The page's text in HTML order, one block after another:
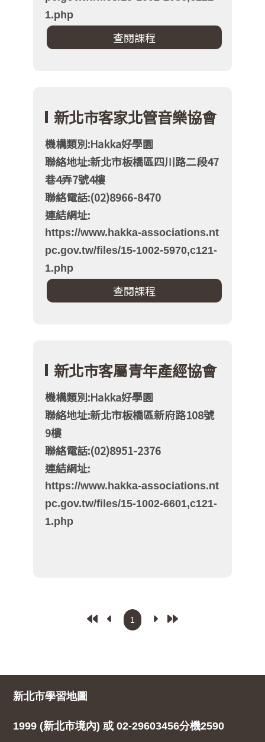
1.php
新北市客家北管音樂協會
機構類別:Hakka好學園
聯絡地址:新北市板橋區四川路二段47
巷4弄7號4樓
聯絡電話:(02)8966-8470
連結網址:
https://www.hakka-associations.nt
pc.gov.tw/files/15-1002-5970,c121-
1.php
新北市客屬青年產經協會
機構類別:Hakka好學園
聯絡地址:新北市板橋區新府路108號
9樓
聯絡電話:(02)8951-2376
連結網址:
https://www.hakka-associations.nt
pc.gov.tw/files/15-1002-6601,c121-
1.php
新北市學習地圖
1999 (新北市境內) 或 02-29603456分機2590